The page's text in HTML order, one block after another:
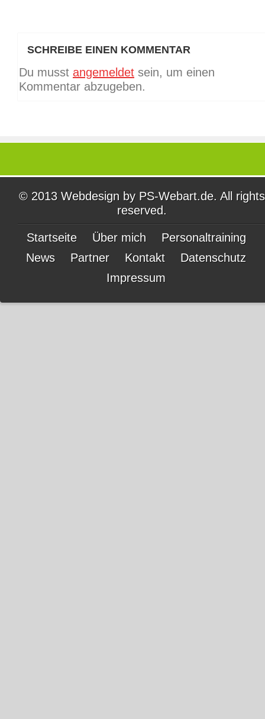
SCHREIBE EINEN KOMMENTAR
Du musst angemeldet sein, um einen
Kommentar abzugeben.
© 2013 Webdesign by PS-Webart.de. All rights
reserved.
Startseite Über mich
Personaltraining
News
Partner Kontakt
Datenschutz
Impressum